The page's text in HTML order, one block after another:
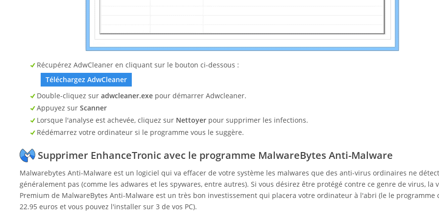
Récupérez AdwCleaner en cliquant sur le bouton ci-dessous :
Téléchargez AdwCleaner
Double-cliquez sur adwcleaner.exe pour démarrer Adwcleaner.
Appuyez sur Scanner
Lorsque l'analyse est achevée, cliquez sur Nettoyer pour supprimer les infections.
Rédémarrez votre ordinateur si le programme vous le suggère.
Supprimer EnhanceTronic avec le programme MalwareBytes Anti-Malware
Malwarebytes Anti-Malware est un logiciel qui va effacer de votre système les malwares que des anti-virus ordinaires ne
généralement pas (comme les adwares et les spywares, entre autres). Si vous désirez être protégé contre ce genre de virus, la
Premium de MalwareBytes Anti-Malware est un très bon investissement qui placera votre ordinateur à l'abri (le le programme
22.95 euros et vous pouvez l'installer sur 3 de vos PC).